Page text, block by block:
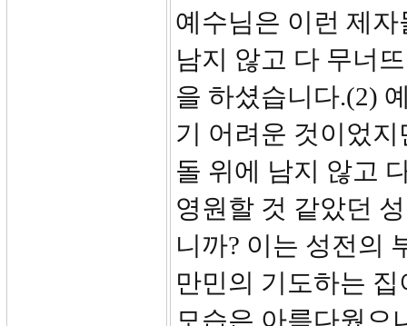
예수님은 이런 제
남지 않고 다 무너
을 하셨습니다.(2)
기 어려운 것이었
돌 위에 남지 않고
영원할 것 같았던
니까? 이는 성전의
만민의 기도하는
모습은 아름다웠으